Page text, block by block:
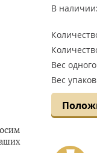
В наличии:
Вес
Вес